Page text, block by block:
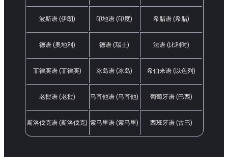
波斯语 (伊朗) 印地语 (印度) 希腊语 (希腊)
德语 (奥地利) 德语 (瑞士) 法语 (比利时)
菲律宾语 (菲律宾) 冰岛语 (冰岛) 希伯来语 (以色列)
老挝语 (老挝) 马耳他语 (马耳他) 葡萄牙语 (巴西)
斯洛伐克语 (斯洛伐克) 索马里语 (索马里) 西班牙语 (古巴)